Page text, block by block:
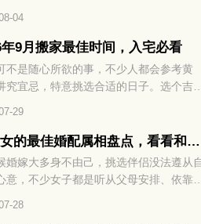
关乎整体运程。千万不要觉得只是普通
堂长痘不是小事，命理早有说法。想知
预示着什么，又该如何化解，不妨接着
。
04
9月搬家最佳时间，入宅必看
不是随心所欲的事，不少人都会参考黄
究宜忌，特意挑选合适的日子。选个吉
以先好好择个吉日再行动。选对日子，
活也能过得顺顺利利。下面就来看看
哪些适合搬家的好日子。
29
属马女的最佳婚配属相盘点，看看和谁更为契合
婚嫁大多身不由己，挑选伴侣没法遵从
意，不少女子都是听从父母安排、依靠
28